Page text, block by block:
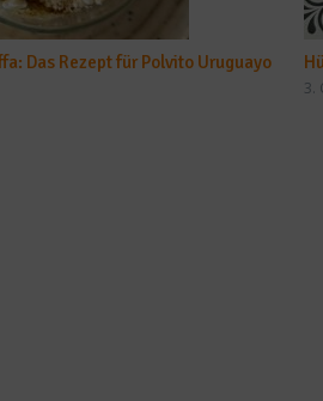
Das Rezept für Polvito Uruguayo
3.